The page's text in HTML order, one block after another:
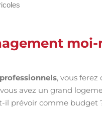
moi-
, vous ferez
avez un grand
il prévoir comme budget